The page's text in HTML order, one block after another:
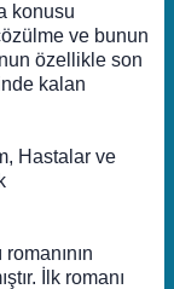
konusu
ve bunun
özellikle son
kalan
Hastalar ve
İlk romanı